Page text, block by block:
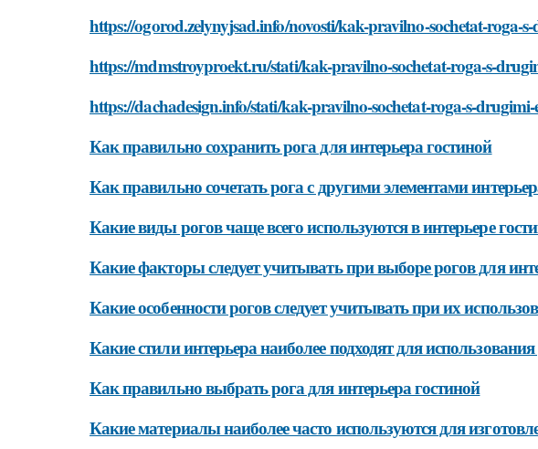
https://ogorod.zelynyjsad.info/novosti/kak-pravilno-sochetat-roga-
https://mdmstroyproekt.ru/stati/kak-pravilno-sochetat-roga-s-
https://dachadesign.info/stati/kak-pravilno-sochetat-roga-s-
Как правильно сохранить рога для интерьера гостиной
Как правильно сочетать рога с другими элементами
Какие виды рогов чаще всего используются в интерьере
Какие факторы следует учитывать при выборе рогов для
Какие особенности рогов следует учитывать при их
Какие стили интерьера наиболее подходят для
Как правильно выбрать рога для интерьера гостиной
Какие материалы наиболее часто используются для